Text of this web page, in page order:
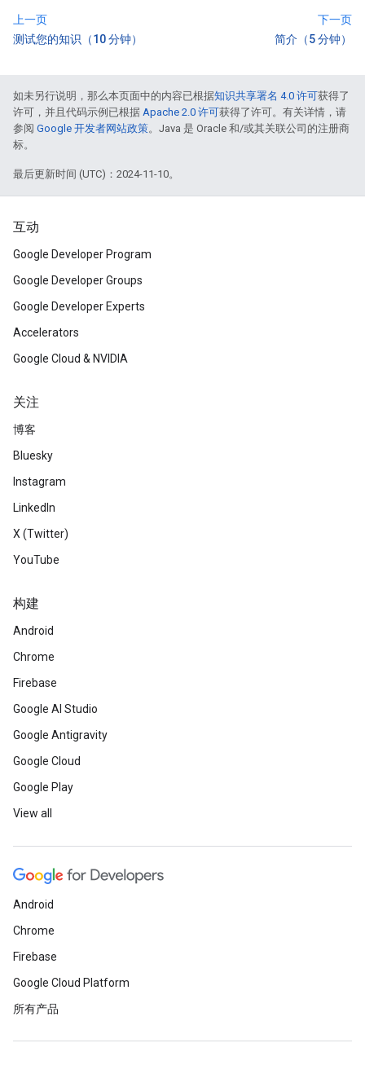
上一页
测试您的知识（10 分钟）
下一页
简介（5 分钟）
如未另行说明，那么本页面中的内容已根据知识共享署名 4.0 许可获得了
许可，并且代码示例已根据 Apache 2.0 许可获得了许可。有关详情，请
参阅 Google 开发者网站政策。Java 是 Oracle 和/或其关联公司的注册商
标。
最后更新时间 (UTC)：2024-11-10。
互动
Google Developer Program
Google Developer Groups
Google Developer Experts
Accelerators
Google Cloud & NVIDIA
关注
博客
Bluesky
Instagram
LinkedIn
X (Twitter)
YouTube
构建
Android
Chrome
Firebase
Google AI Studio
Google Antigravity
Google Cloud
Google Play
View all
Android
Chrome
Firebase
Google Cloud Platform
所有产品